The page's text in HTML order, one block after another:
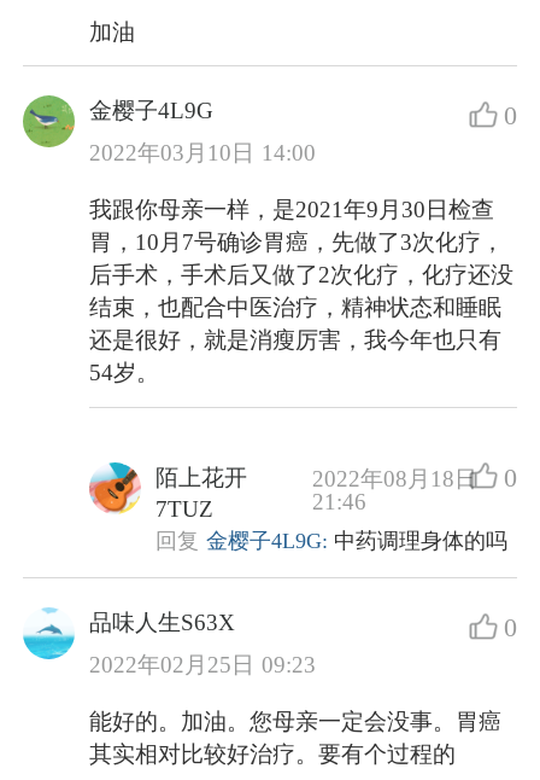
加油
金樱子4L9G
2022年03月10日 14:00
0
我跟你母亲一样，是2021年9月30日检查
胃，10月7号确诊胃癌，先做了3次化疗，
后手术，手术后又做了2次化疗，化疗还没
结束，也配合中医治疗，精神状态和睡眠
还是很好，就是消瘦厉害，我今年也只有
54岁。
陌上花开
7TUZ
2022年08月18日
21:46
0
回复 金樱子4L9G: 中药调理身体的吗
品味人生S63X
2022年02月25日 09:23
0
能好的。加油。您母亲一定会没事。胃癌
其实相对比较好治疗。要有个过程的